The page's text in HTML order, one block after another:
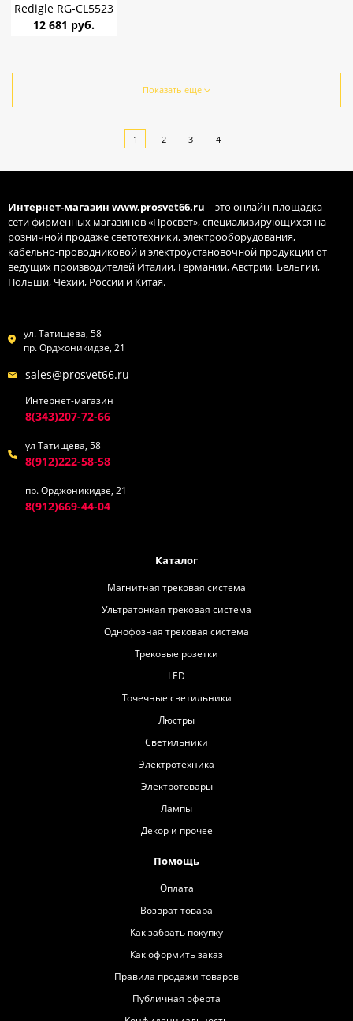
Redigle RG-CL5523
FGD Французское
12 681 руб.
Показать еще
1 2 3 4
Интернет-магазин www.prosvet66.ru – это онлайн-площадка
сети фирменных магазинов «Просвет», специализирующихся на
розничной продаже светотехники, электрооборудования,
кабельно-проводниковой и электроустановочной продукции от
ведущих производителей Италии, Германии, Австрии, Бельгии,
Польши, Чехии, России и Китая.
ул. Татищева, 58
пр. Орджоникидзе, 21
sales@prosvet66.ru
Интернет-магазин
8(343)207-72-66
ул Татищева, 58
8(912)222-58-58
пр. Орджоникидзе, 21
8(912)669-44-04
Каталог
Магнитная трековая система
Ультратонкая трековая система
Однофозная трековая система
Трековые розетки
LED
Точечные светильники
Люстры
Светильники
Электротехника
Электротовары
Лампы
Декор и прочее
Помощь
Оплата
Возврат товара
Как забрать покупку
Как оформить заказ
Правила продажи товаров
Публичная оферта